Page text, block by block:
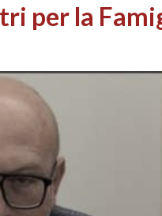
un chiosco
edilizi e